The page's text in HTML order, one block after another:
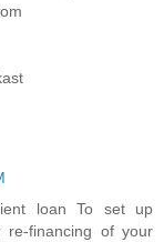
loan To set up
financing of your